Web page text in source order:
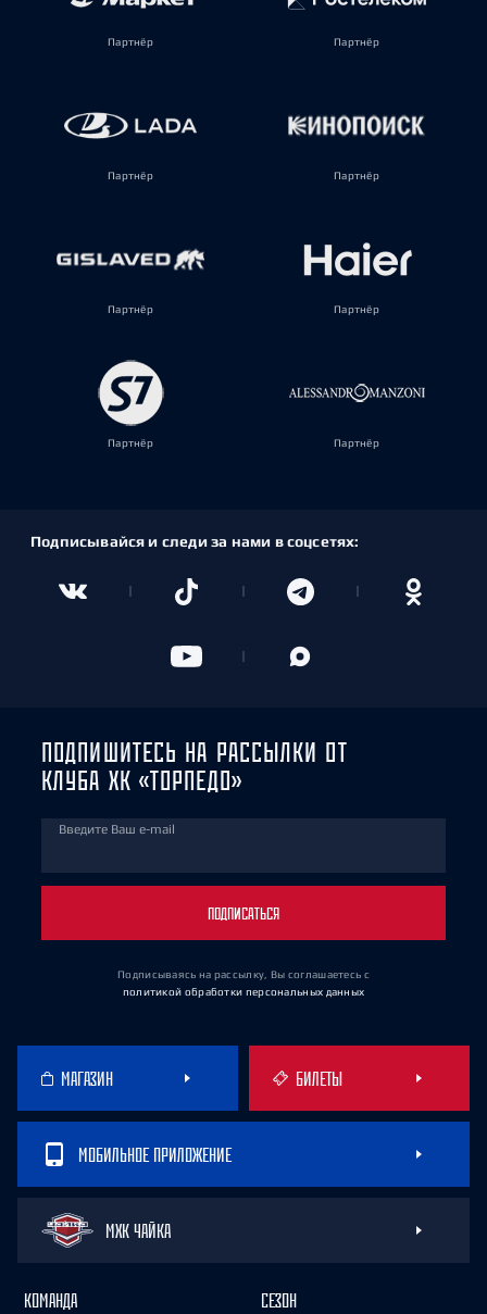
Партнёр Партнёр
Партнёр Партнёр
Партнёр Партнёр
Партнёр Партнёр
Подписывайся и следи за нами в соцсетях:
ПОДПИШИТЕСЬ НА РАССЫЛКИ ОТ
КЛУБА ХК «ТОРПЕДО»
Введите Ваш e-mail
ПОДПИСАТЬСЯ
Подписываясь на рассылку, Вы соглашаетесь с
политикой обработки персональных данных
МАГАЗИН БИЛЕТЫ
МОБИЛЬНОЕ ПРИЛОЖЕНИЕ
МХК ЧАЙКА
КОМАНДА СЕЗОН